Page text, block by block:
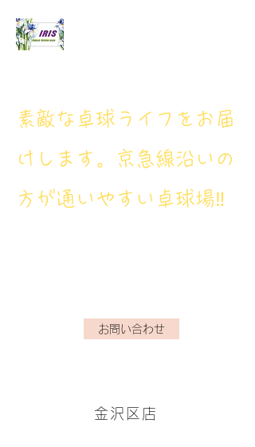
​素敵な卓球ライフをお届
けします。京急線沿いの
方が通いやすい卓球場‼
お問い合わせ
金沢区店